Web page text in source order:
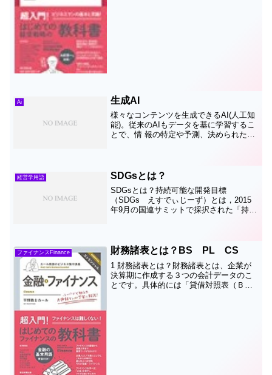
Ai 生成AI
様々なコンテンツを生成できるAI(人工知
能)。従来のAIもデータを基に学習するこ
とで、情 報の特定や予測、決められた行
ンツ等を生...
経営学用語 SDGsとは？
SDGsとは？持続可能な開発目標
（SDGs えすでぃじーず）とは，2015
年9月の国連サミットで採択された「持続
ための1...
ファイナンスFinance 財務諸表とは？BS PL CS
1 財務諸表とは？財務諸表とは、企業が
決算期に作成する３つの会計データのこ
とです。具体的には「貸借対照表（Ｂ／